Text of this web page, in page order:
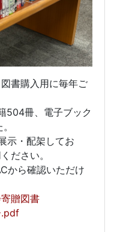
書購入用に毎年ご
504冊、電子ブック
示・配架してお
ださい。
から確認いただけ
贈図書
.pdf